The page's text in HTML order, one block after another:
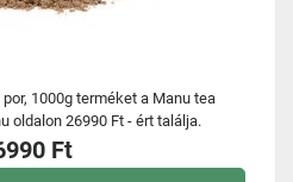
por, 1000g terméket a Manu tea
oldalon 26990 Ft - ért találja.
Ft